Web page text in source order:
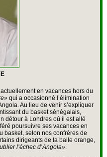
en vacances hors du
qui a occasionné l’élimination
Au lieu de venir s’expliquer
du basket sénégalais,
détour à Londres où il est allé
poursuivre ses vacances en
basket, selon nos confrères de
dirigeants de la balle orange,
l’échec d’Angola».